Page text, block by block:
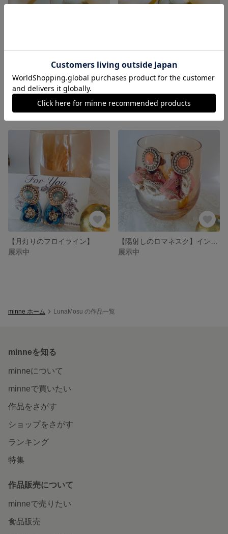
2,200円
【月灯りのフロイライン】
展示中
展示中
minne ホーム LunaMosu の作品一覧
minneを知る
minneについて
minneで買いたい
作品をさがす
ショップをさがす
ランキング
特集
作品販売について
minneで売りたい
食品販売